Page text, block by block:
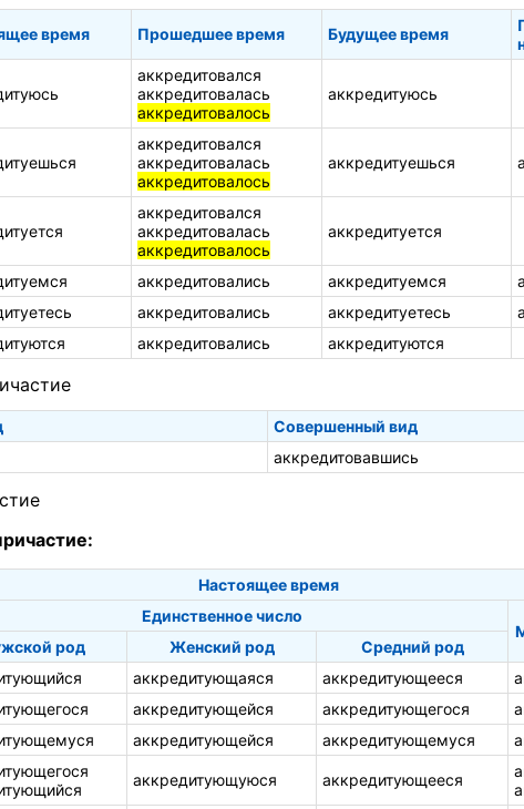
время Прошедшее время Будущее время
аккредитовался
аккредитовалась
аккредитовалось
аккредитуюсь
аккредитовался
аккредитовалась
аккредитовалось
аккредитуешься
аккредитовался
аккредитовалась
аккредитовалось
аккредитуется
аккредитовались аккредитуемся
аккредитовались аккредитуетесь
аккредитовались аккредитуются
Совершенный вид
аккредитовавшись
Настоящее время
Единственное число
род
Женский род
Средний род
аккредитующаяся аккредитующееся
аккредитующейся аккредитующегося
аккредитующейся аккредитующемуся
аккредитующуюся аккредитующееся